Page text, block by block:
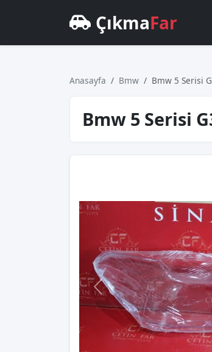
ÇıkmaFar
Anasayfa Bmw Bmw 5 Serisi
Bmw 5 Serisi